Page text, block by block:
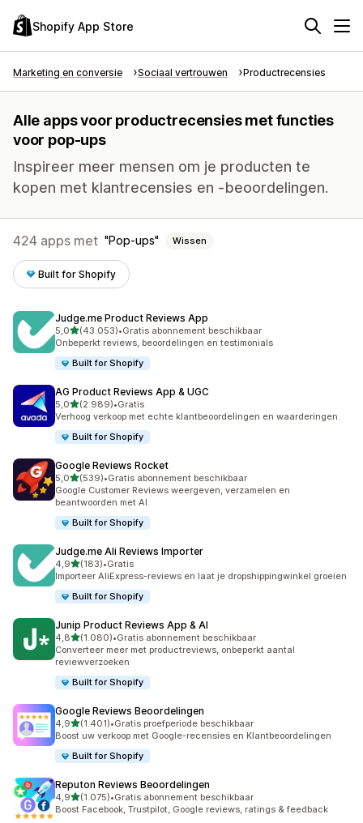
Shopify App Store
Marketing en conversie Sociaal vertrouwen Productrecensies
Alle apps voor productrecensies met functies
voor pop-ups
Inspireer meer mensen om je producten te
kopen met klantrecensies en -beoordelingen.
424 apps met Pop-ups Wissen
Built for Shopify
Judge.me Product Reviews App
5,0van 5 sterren
(43.053)
43053 recensies in totaal
•Gratis abonnement beschikbaar
Onbeperkt reviews, beoordelingen en testimonials
Built for Shopify
AG Product Reviews App & UGC
5,0van 5 sterren
(2.989)
2989 recensies in totaal
•Gratis
Verhoog verkoop met echte klantbeoordelingen en waarderingen.
Built for Shopify
Google Reviews Rocket
5,0van 5 sterren
(539)
539 recensies in totaal
•Gratis abonnement beschikbaar
Google Customer Reviews weergeven, verzamelen en
beantwoorden met AI.
Built for Shopify
Judge.me Ali Reviews Importer
4,9van 5 sterren
(183)
183 recensies in totaal
•Gratis
Importeer AliExpress-reviews en laat je dropshippingwinkel groeien
Built for Shopify
Junip Product Reviews App & AI
4,8van 5 sterren
(1.080)
1080 recensies in totaal
•Gratis abonnement beschikbaar
Converteer meer met productreviews, onbeperkt aantal
reviewverzoeken
Built for Shopify
Google Reviews Beoordelingen
4,9van 5 sterren
(1.401)
1401 recensies in totaal
•Gratis proefperiode beschikbaar
Boost uw verkoop met Google-recensies en Klantbeoordelingen
Built for Shopify
Reputon Reviews Beoordelingen
4,9van 5 sterren
(1.075)
1075 recensies in totaal
•Gratis abonnement beschikbaar
Boost Facebook, Trustpilot, Google reviews, ratings & feedback